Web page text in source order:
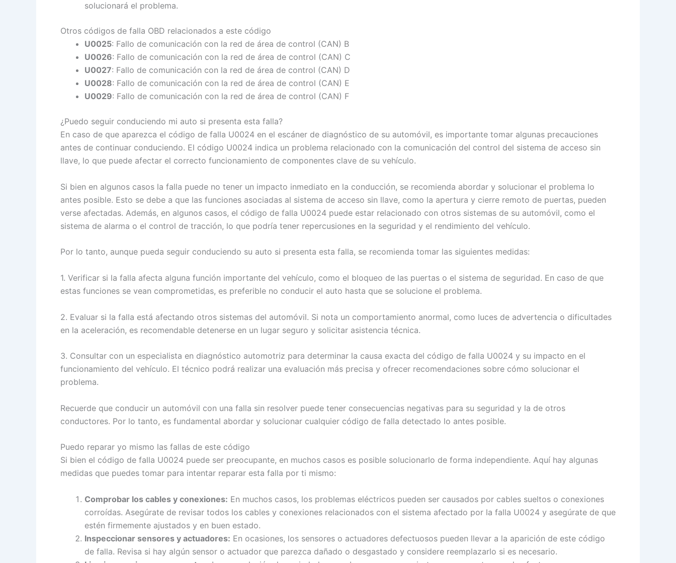
solucionará el problema.
Otros códigos de falla OBD relacionados a este código
U0025: Fallo de comunicación con la red de área de control (CAN) B
U0026: Fallo de comunicación con la red de área de control (CAN) C
U0027: Fallo de comunicación con la red de área de control (CAN) D
U0028: Fallo de comunicación con la red de área de control (CAN) E
U0029: Fallo de comunicación con la red de área de control (CAN) F
¿Puedo seguir conduciendo mi auto si presenta esta falla?
En caso de que aparezca el código de falla U0024 en el escáner de diagnóstico de su automóvil, es importante tomar algunas precauciones
antes de continuar conduciendo. El código U0024 indica un problema relacionado con la comunicación del control del sistema de acceso sin
llave, lo que puede afectar el correcto funcionamiento de componentes clave de su vehículo.
Si bien en algunos casos la falla puede no tener un impacto inmediato en la conducción, se recomienda abordar y solucionar el problema lo
antes posible. Esto se debe a que las funciones asociadas al sistema de acceso sin llave, como la apertura y cierre remoto de puertas, pueden
verse afectadas. Además, en algunos casos, el código de falla U0024 puede estar relacionado con otros sistemas de su automóvil, como el
sistema de alarma o el control de tracción, lo que podría tener repercusiones en la seguridad y el rendimiento del vehículo.
Por lo tanto, aunque pueda seguir conduciendo su auto si presenta esta falla, se recomienda tomar las siguientes medidas:
1. Verificar si la falla afecta alguna función importante del vehículo, como el bloqueo de las puertas o el sistema de seguridad. En caso de que
estas funciones se vean comprometidas, es preferible no conducir el auto hasta que se solucione el problema.
2. Evaluar si la falla está afectando otros sistemas del automóvil. Si nota un comportamiento anormal, como luces de advertencia o dificultades
en la aceleración, es recomendable detenerse en un lugar seguro y solicitar asistencia técnica.
3. Consultar con un especialista en diagnóstico automotriz para determinar la causa exacta del código de falla U0024 y su impacto en el
funcionamiento del vehículo. El técnico podrá realizar una evaluación más precisa y ofrecer recomendaciones sobre cómo solucionar el
problema.
Recuerde que conducir un automóvil con una falla sin resolver puede tener consecuencias negativas para su seguridad y la de otros
conductores. Por lo tanto, es fundamental abordar y solucionar cualquier código de falla detectado lo antes posible.
Puedo reparar yo mismo las fallas de este código
Si bien el código de falla U0024 puede ser preocupante, en muchos casos es posible solucionarlo de forma independiente. Aquí hay algunas
medidas que puedes tomar para intentar reparar esta falla por ti mismo:
Comprobar los cables y conexiones: En muchos casos, los problemas eléctricos pueden ser causados ​​por cables sueltos o conexiones
corroídas. Asegúrate de revisar todos los cables y conexiones relacionados con el sistema afectado por la falla U0024 y asegúrate de que
estén firmemente ajustados y en buen estado.
Inspeccionar sensores y actuadores: En ocasiones, los sensores o actuadores defectuosos pueden llevar a la aparición de este código
de falla. Revisa si hay algún sensor o actuador que parezca dañado o desgastado y considere reemplazarlo si es necesario.